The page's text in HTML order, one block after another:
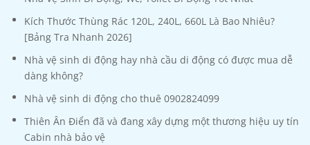
Kích Thước Thùng Rác 120L, 240L, 660L Là Bao Nhiêu?
[Bảng Tra Nhanh 2026]
Nhà vệ sinh di động hay nhà cầu di động có được mua dễ
dàng không?
Nhà vệ sinh di động cho thuê 0902824099
Thiên Ân Điển đã và đang xây dựng một thương hiệu uy tín
Cabin nhà bảo vệ